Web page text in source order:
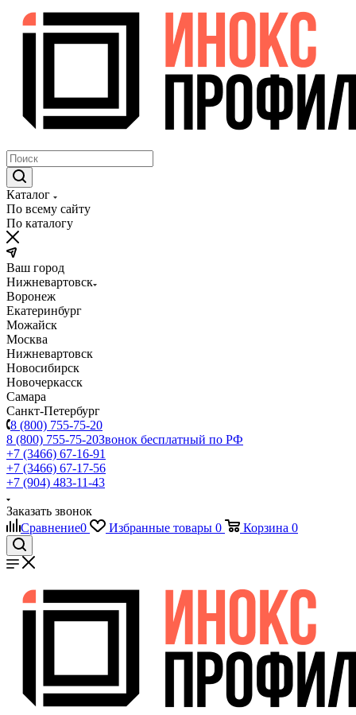
Каталог
По всему сайту
По каталогу
Ваш город
Нижневартовск
Воронеж
Екатеринбург
Можайск
Москва
Нижневартовск
Новосибирск
Новочеркасск
Самара
Санкт-Петербург
8 (800) 755-75-20
8 (800) 755-75-20Звонок бесплатный по РФ
+7 (3466) 67-16-91
+7 (3466) 67-17-56
+7 (904) 483-11-43
Заказать звонок
Сравнение0 Избранные товары 0 Корзина 0